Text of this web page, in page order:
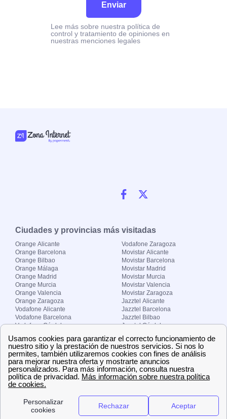
Enviar
Lee más sobre nuestra política de
control y tratamiento de opiniones en
nuestras menciones legales
Ciudades y provincias más visitadas
Orange Alicante
Orange Barcelona
Orange Bilbao
Orange Málaga
Orange Madrid
Orange Murcia
Orange Valencia
Orange Zaragoza
Vodafone Alicante
Vodafone Barcelona
Vodafone Córdoba
Vodafone Madrid
Vodafone Murcia
Vodafone Valencia
Vodafone Zaragoza
Movistar Alicante
Movistar Barcelona
Movistar Madrid
Movistar Murcia
Movistar Valencia
Movistar Zaragoza
Jazztel Alicante
Jazztel Barcelona
Jazztel Bilbao
Jazztel Córdoba
Jazztel Málaga
Jazztel Valencia
Jazztel Zaragoza
Sobre Zona-internet.com
¿Quiénes somos?
El grupo papernest
Aviso legal Nuestras ofertas de trabajo